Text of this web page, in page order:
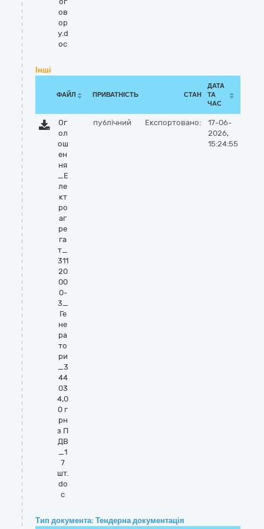
ов
ор
у.d
oc
Інші
ФАЙЛ ПРИВАТНІСТЬ СТАН
ДАТА
ТА
ЧАС
Ог
ол
ош
ен
ня
_Е
ле
кт
ро
аг
ре
га
т_
311
20
00
0-
3_
Ге
не
ра
то
ри
_3
44
03
4,0
0 г
рн
з П
ДВ
_1
7
шт.
do
c
публічний Експортовано:
17-06-
2026,
15:24:55
Тип документа: Тендерна документація